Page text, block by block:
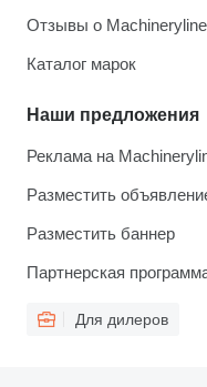
Отзывы о Machineryline
Каталог марок
Наши предложения
Реклама на
Разместить
Разместить баннер
Партнерская
Для дилеров